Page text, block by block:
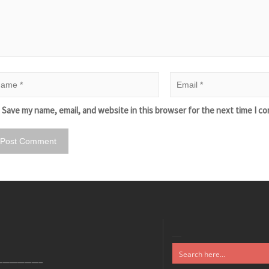
Save my name, email, and website in this browser for the next time I